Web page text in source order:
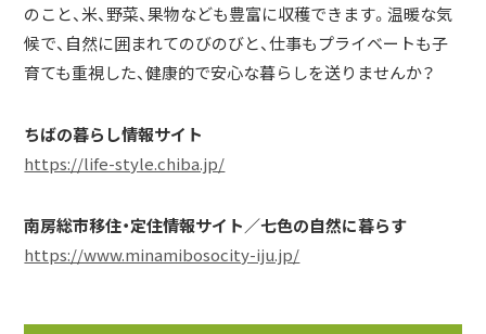
のこと、米、野菜、果物なども豊富に収穫できます。温暖な気
候で、自然に囲まれてのびのびと、仕事もプライベートも子
育ても重視した、健康的で安心な暮らしを送りませんか？
ちばの暮らし情報サイト
https://life-style.chiba.jp/
南房総市移住・定住情報サイト／七色の自然に暮らす
https://www.minamibosocity-iju.jp/